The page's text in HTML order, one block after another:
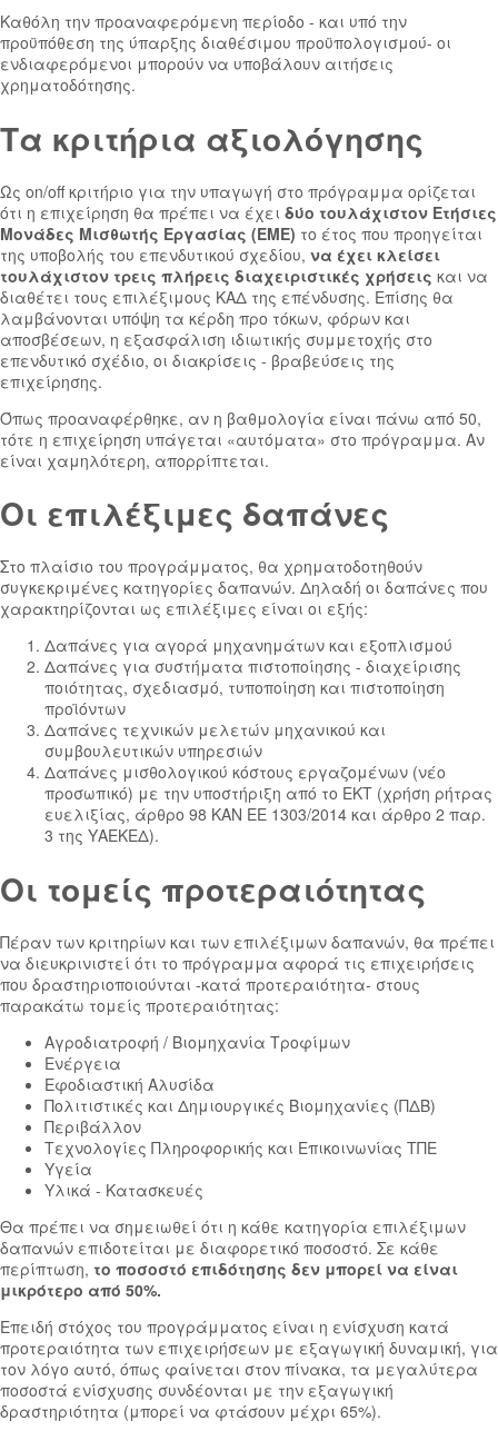
Καθόλη την προαναφερόμενη περίοδο - και υπό την
προϋπόθεση της ύπαρξης διαθέσιμου προϋπολογισμού- οι
ενδιαφερόμενοι μπορούν να υποβάλουν αιτήσεις
χρηματοδότησης.
Τα κριτήρια αξιολόγησης
Ως οn/οff κριτήριο για την υπαγωγή στο πρόγραμμα ορίζεται
ότι η επιχείρηση θα πρέπει να έχει δύο τουλάχιστον Ετήσιες
Μονάδες Μισθωτής Εργασίας (ΕΜΕ) το έτος που προηγείται
της υποβολής του επενδυτικού σχεδίου, να έχει κλείσει
τουλάχιστον τρεις πλήρεις διαχειριστικές χρήσεις και να
διαθέτει τους επιλέξιμους ΚΑΔ της επένδυσης. Επίσης θα
λαμβάνονται υπόψη τα κέρδη προ τόκων, φόρων και
αποσβέσεων, η εξασφάλιση ιδιωτικής συμμετοχής στο
επενδυτικό σχέδιο, οι διακρίσεις - βραβεύσεις της
επιχείρησης.
Όπως προαναφέρθηκε, αν η βαθμολογία είναι πάνω από 50,
τότε η επιχείρηση υπάγεται «αυτόματα» στο πρόγραμμα. Αν
είναι χαμηλότερη, απορρίπτεται.
Οι επιλέξιμες δαπάνες
Στο πλαίσιο του προγράμματος, θα χρηματοδοτηθούν
συγκεκριμένες κατηγορίες δαπανών. Δηλαδή οι δαπάνες που
χαρακτηρίζονται ως επιλέξιμες είναι οι εξής:
Δαπάνες για αγορά μηχανημάτων και εξοπλισμού
Δαπάνες για συστήματα πιστοποίησης - διαχείρισης
ποιότητας, σχεδιασμό, τυποποίηση και πιστοποίηση
προϊόντων
Δαπάνες τεχνικών μελετών μηχανικού και
συμβουλευτικών υπηρεσιών
Δαπάνες μισθολογικού κόστους εργαζομένων (νέο
προσωπικό) με την υποστήριξη από το ΕΚΤ (χρήση ρήτρας
ευελιξίας, άρθρο 98 ΚΑΝ ΕΕ 1303/2014 και άρθρο 2 παρ.
3 της ΥΑΕΚΕΔ).
Οι τομείς προτεραιότητας
Πέραν των κριτηρίων και των επιλέξιμων δαπανών, θα πρέπει
να διευκρινιστεί ότι το πρόγραμμα αφορά τις επιχειρήσεις
που δραστηριοποιούνται -κατά προτεραιότητα- στους
παρακάτω τομείς προτεραιότητας:
Αγροδιατροφή / Βιομηχανία Τροφίμων
Ενέργεια
Εφοδιαστική Αλυσίδα
Πολιτιστικές και Δημιουργικές Βιομηχανίες (ΠΔΒ)
Περιβάλλον
Τεχνολογίες Πληροφορικής και Επικοινωνίας ΤΠΕ
Υγεία
Υλικά - Κατασκευές
Θα πρέπει να σημειωθεί ότι η κάθε κατηγορία επιλέξιμων
δαπανών επιδοτείται με διαφορετικό ποσοστό. Σε κάθε
περίπτωση, το ποσοστό επιδότησης δεν μπορεί να είναι
μικρότερο από 50%.
Επειδή στόχος του προγράμματος είναι η ενίσχυση κατά
προτεραιότητα των επιχειρήσεων με εξαγωγική δυναμική, για
τον λόγο αυτό, όπως φαίνεται στον πίνακα, τα μεγαλύτερα
ποσοστά ενίσχυσης συνδέονται με την εξαγωγική
δραστηριότητα (μπορεί να φτάσουν μέχρι 65%).